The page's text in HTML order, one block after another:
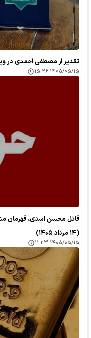
تقدیر از مصطفی احمدی در
۱۴۰۵/۰۵/۱۵ ۱۵:۲۶
قاتل محسن اسدی، قهرمان
(۱۴ مرداد ۱۴۰۵)
۱۴۰۵/۰۵/۱۵ ۱۱:۲۳